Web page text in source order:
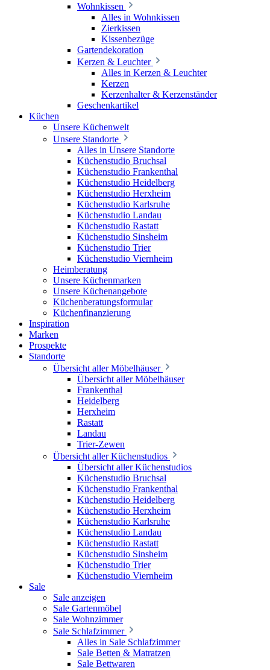
Wohnkissen
Alles in Wohnkissen
Zierkissen
Kissenbezüge
Gartendekoration
Kerzen & Leuchter
Alles in Kerzen & Leuchter
Kerzen
Kerzenhalter & Kerzenständer
Geschenkartikel
Küchen
Unsere Küchenwelt
Unsere Standorte
Alles in Unsere Standorte
Küchenstudio Bruchsal
Küchenstudio Frankenthal
Küchenstudio Heidelberg
Küchenstudio Herxheim
Küchenstudio Karlsruhe
Küchenstudio Landau
Küchenstudio Rastatt
Küchenstudio Sinsheim
Küchenstudio Trier
Küchenstudio Viernheim
Heimberatung
Unsere Küchenmarken
Unsere Küchenangebote
Küchenberatungsformular
Küchenfinanzierung
Inspiration
Marken
Prospekte
Standorte
Übersicht aller Möbelhäuser
Übersicht aller Möbelhäuser
Frankenthal
Heidelberg
Herxheim
Rastatt
Landau
Trier-Zewen
Übersicht aller Küchenstudios
Übersicht aller Küchenstudios
Küchenstudio Bruchsal
Küchenstudio Frankenthal
Küchenstudio Heidelberg
Küchenstudio Herxheim
Küchenstudio Karlsruhe
Küchenstudio Landau
Küchenstudio Rastatt
Küchenstudio Sinsheim
Küchenstudio Trier
Küchenstudio Viernheim
Sale
Sale anzeigen
Sale Gartenmöbel
Sale Wohnzimmer
Sale Schlafzimmer
Alles in Sale Schlafzimmer
Sale Betten & Matratzen
Sale Bettwaren